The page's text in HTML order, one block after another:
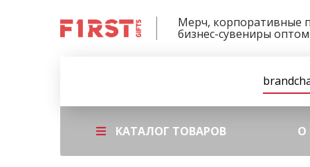
Мерч, корпоративные
бизнес-сувениры оптом
КАТАЛОГ ТОВАРОВ О